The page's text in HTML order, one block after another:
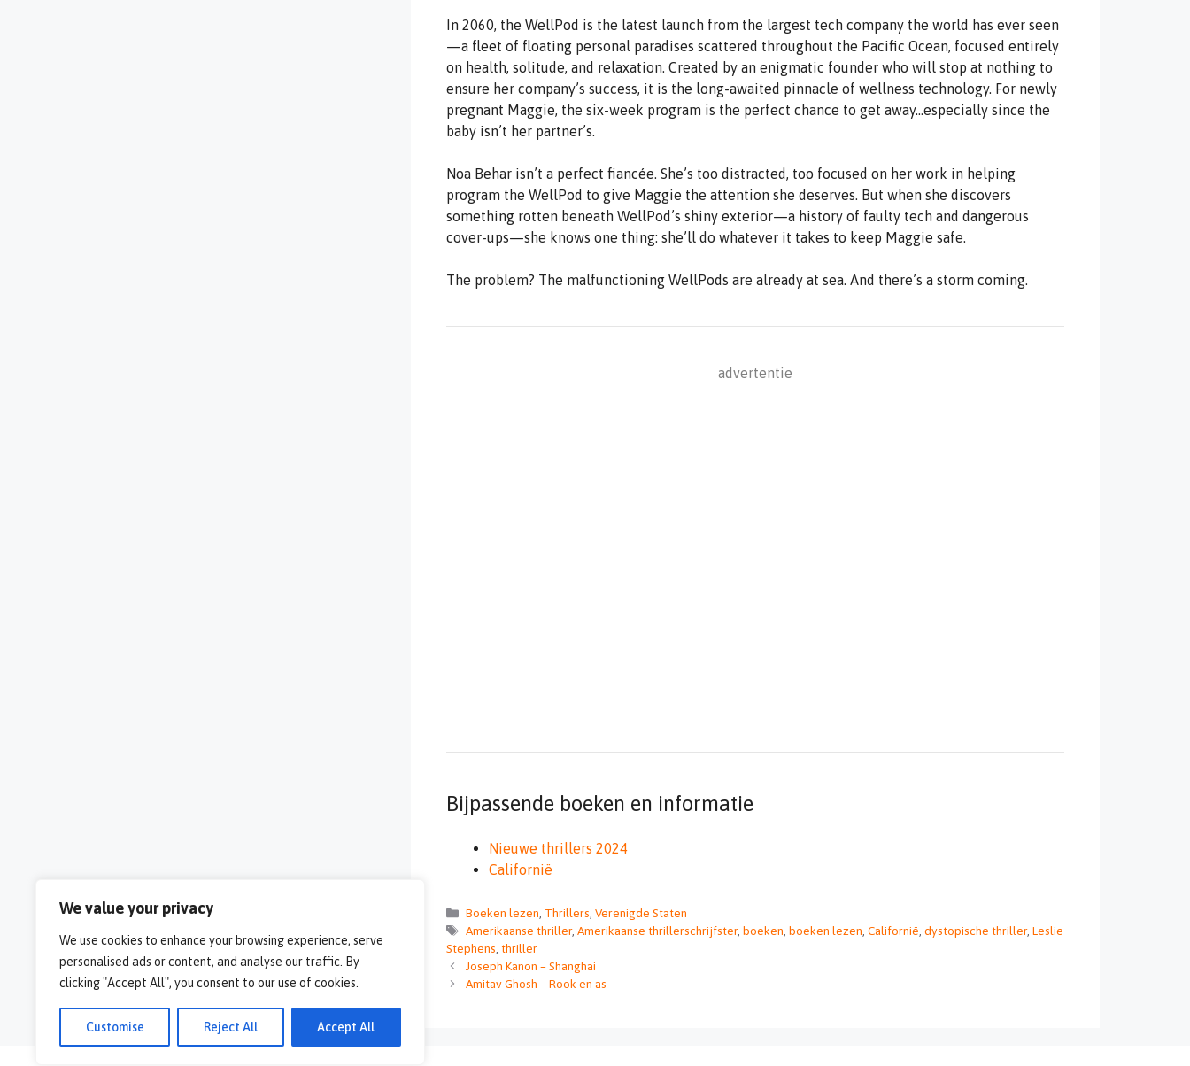
We value your privacy
We use cookies to enhance your browsing experience, serve
personalised ads or content, and analyse our traffic. By
clicking "Accept All", you consent to our use of cookies.
Customise Reject All Accept All
In 2060, the WellPod is the latest launch from the largest tech company the world has ever seen
—a fleet of floating personal paradises scattered throughout the Pacific Ocean, focused entirely
on health, solitude, and relaxation. Created by an enigmatic founder who will stop at nothing to
ensure her company’s success, it is the long-awaited pinnacle of wellness technology. For newly
pregnant Maggie, the six-week program is the perfect chance to get away…especially since the
baby isn’t her partner’s.
Noa Behar isn’t a perfect fiancée. She’s too distracted, too focused on her work in helping
program the WellPod to give Maggie the attention she deserves. But when she discovers
something rotten beneath WellPod’s shiny exterior—a history of faulty tech and dangerous
cover-ups—she knows one thing: she’ll do whatever it takes to keep Maggie safe.
The problem? The malfunctioning WellPods are already at sea. And there’s a storm coming.
advertentie
Bijpassende boeken en informatie
Nieuwe thrillers 2024
Californië
Categorieën
Boeken lezen Thrillers Verenigde Staten
Tags
Amerikaanse thriller, Amerikaanse thrillerschrijfster, boeken boeken lezen Californië dystopische thriller, Leslie
Stephens thriller
Joseph Kanon – Shanghai
Amitav Ghosh – Rook en as